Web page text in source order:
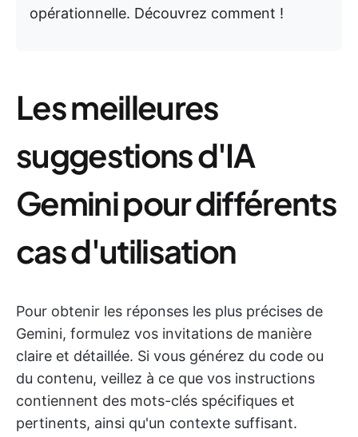
opérationnelle. Découvrez comment !
Les meilleures
suggestions d'IA
Gemini pour différents
cas d'utilisation
Pour obtenir les réponses les plus précises de
Gemini, formulez vos invitations de manière
claire et détaillée. Si vous générez du code ou
du contenu, veillez à ce que vos instructions
contiennent des mots-clés spécifiques et
pertinents, ainsi qu'un contexte suffisant.